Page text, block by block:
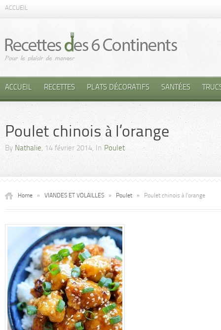
ACCUEIL
ACCUEIL RECETTES PLATS DÉCORATIFS SANTÉES
Poulet chinois à l’orange
By Nathalie, 14 février 2014, In Poulet
Home » VIANDES ET VOLAILLES » Poulet » Poulet chinois à l’orange